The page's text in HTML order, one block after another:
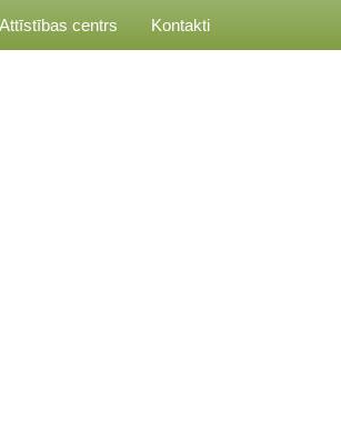
Attīstības centrs Kontakti